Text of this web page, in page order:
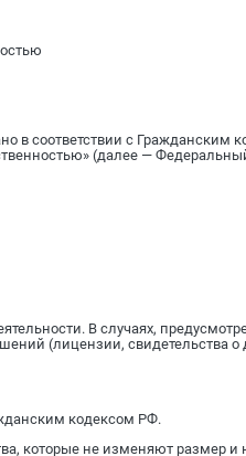
в соответствии с Гражданским
(далее —
В случаях,
(лицензии, свидетельства о
кодексом РФ.
которые не изменяют размер